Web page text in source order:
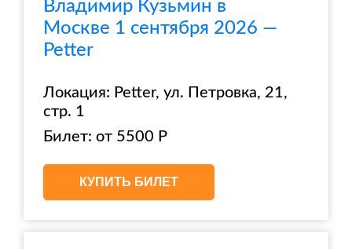
Владимир Кузьмин в
Москве 1 сентября 2026 —
Petter
Локация: Petter, ул. Петровка, 21,
стр. 1
Билет: от 5500 Р
КУПИТЬ БИЛЕТ